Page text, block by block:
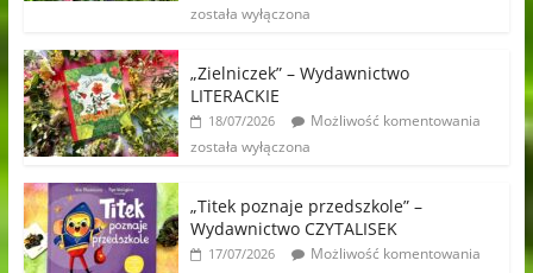
została wyłączona
„Zielniczek” – Wydawnictwo
LITERACKIE
18/07/2026
Możliwość komentowania
została wyłączona
„Titek poznaje przedszkole” –
Wydawnictwo CZYTALISEK
17/07/2026
Możliwość komentowania